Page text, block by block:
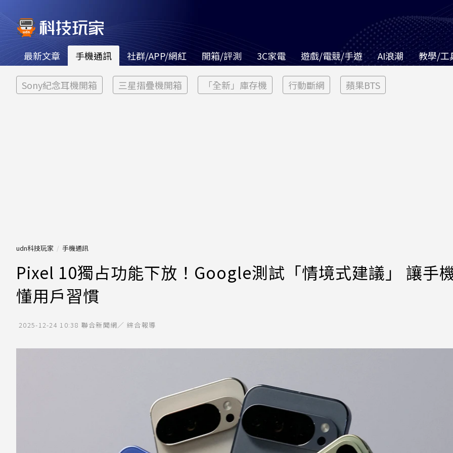
最新文章 手機通訊 社群/APP/網紅 開箱/評測 3C家電 遊戲/電競/手遊 AI浪潮 教學/工
Sony紀念耳機開箱 三星摺疊機開箱 「全新」庫存機 行動斷網 蘋果BTS
udn科技玩家 手機通訊
Pixel 10獨占功能下放！Google測試「情境式建議」 讓手
懂用戶習慣
2025-12-24 10:38 聯合新聞網／ 綜合報導